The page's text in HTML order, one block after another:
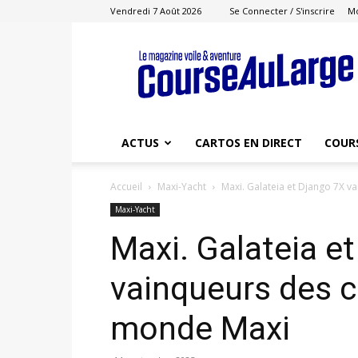
Vendredi 7 Août 2026 Se Connecter / S'inscrire
Course
au
Large
ACTUS CARTOS EN DIRECT
Accueil Maxi-Yacht Maxi. Galateia et Django 7X
Maxi-Yacht
Maxi. Galateia
vainqueurs des
monde Maxi